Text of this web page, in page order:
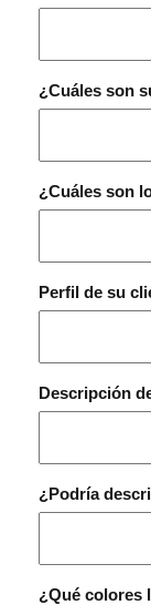
¿Cuáles son
¿Cuáles son
Perfil de su
Descripción
¿Podría
¿Qué colores